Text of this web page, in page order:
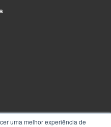
uma melhor experiência de